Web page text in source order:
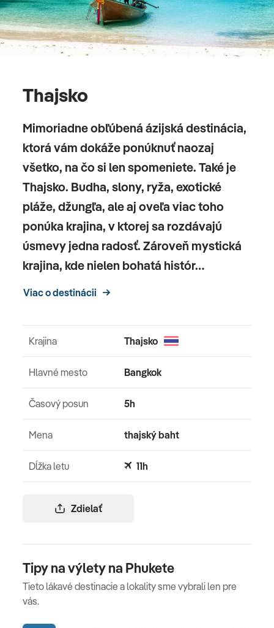
obývačka/spálňa, 1 manželská posteľ (165x190cm), 1
rozkladacia pohovka (90x190cm), 1 prístelka
(90x190cm), detská postieľka, klimatizácia:
individuálne nastaviteľná, trezor: zdarma, pohovka,
poplatok, nealko nápoje: za poplatok, voda:
zadarmo, alkoholické nápoje: za poplatok,
občerstvenie: za poplatok, dopĺňanie minibaru:
denne, telefón, WiFi, TV, upratovanie: denne,
zdarma, sprcha alebo vaňa, WC, župan: zadarmo,
papuče: zadarmo, sušič vlasov, balkón alebo terasa:
s posedením
Thajsko
Mimoriadne obľúbená ázijská destinácia,
ktorá vám dokáže ponúknuť naozaj
všetko, na čo si len spomeniete. Také je
Thajsko. Budha, slony, ryža, exotické
pláže, džungľa, ale aj oveľa viac toho
ponúka krajina, v ktorej sa rozdávajú
úsmevy jedna radosť. Zároveň mystická
krajina, kde nielen bohatá histór…
Viac o destinácii
Zdielať
Krajina Thajsko
Hlavné mesto Bangkok
Časový posun 5h
Mena thajský baht
Dĺžka letu 11h
Tipy na výlety na Phukete
Tieto lákavé destinacie a lokality sme vybrali len pre
vás.